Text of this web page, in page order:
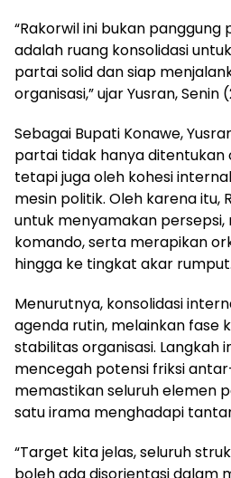
“Rakorwil ini bukan panggung
adalah ruang konsolidasi
partai solid dan siap
organisasi,” ujar Yusran,
Sebagai Bupati Konawe,
partai tidak hanya ditentukan
tetapi juga oleh kohesi
mesin politik. Oleh karena itu,
untuk menyamakan
komando, serta merapikan
hingga ke tingkat akar rumput.
Menurutnya, konsolidasi
agenda rutin, melainkan fase
stabilitas organisasi. Langkah
mencegah potensi friksi
memastikan seluruh elemen
satu irama menghadapi
“Target kita jelas, seluruh
boleh ada disorientasi dalam